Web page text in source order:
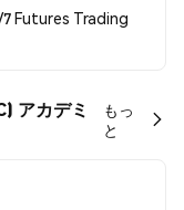
Futures Trading
アカデミ
もっ
と